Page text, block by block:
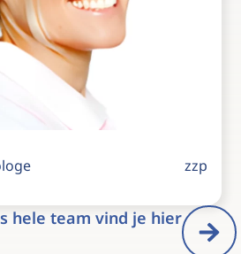
zzp
hele team vind je hier